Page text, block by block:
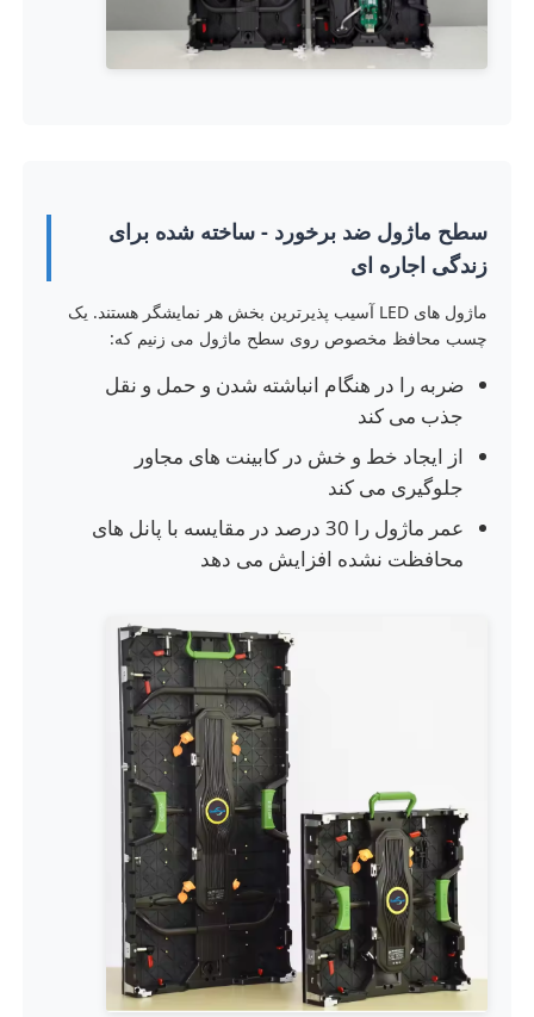
صفحه نمایش LED SMD
سطح ماژول ضد برخورد - ساخته شده برای
زندگی اجاره ای
ماژول های LED آسیب پذیرترین بخش هر نمایشگر هستند. یک
چسب محافظ مخصوص روی سطح ماژول می زنیم که:
ضربه را در هنگام انباشته شدن و حمل و نقل
جذب می کند
از ایجاد خط و خش در کابینت های مجاور
جلوگیری می کند
عمر ماژول را 30 درصد در مقایسه با پانل های
محافظت نشده افزایش می دهد